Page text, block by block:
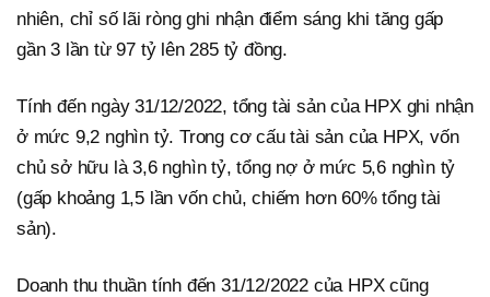
nhiên, chỉ số lãi ròng ghi nhận điểm sáng khi tăng gấp
gần 3 lần từ 97 tỷ lên 285 tỷ đồng.
Tính đến ngày 31/12/2022, tổng tài sản của HPX ghi nhận
ở mức 9,2 nghìn tỷ. Trong cơ cấu tài sản của HPX, vốn
chủ sở hữu là 3,6 nghìn tỷ, tổng nợ ở mức 5,6 nghìn tỷ
(gấp khoảng 1,5 lần vốn chủ, chiếm hơn 60% tổng tài
sản).
Doanh thu thuần tính đến 31/12/2022 của HPX cũng